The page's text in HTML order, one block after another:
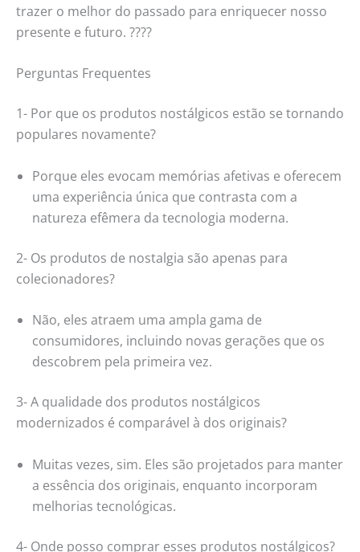
trazer o melhor do passado para enriquecer nosso
presente e futuro. ????
Perguntas Frequentes
1- Por que os produtos nostálgicos estão se tornando
populares novamente?
Porque eles evocam memórias afetivas e oferecem
uma experiência única que contrasta com a
natureza efêmera da tecnologia moderna.
2- Os produtos de nostalgia são apenas para
colecionadores?
Não, eles atraem uma ampla gama de
consumidores, incluindo novas gerações que os
descobrem pela primeira vez.
3- A qualidade dos produtos nostálgicos
modernizados é comparável à dos originais?
Muitas vezes, sim. Eles são projetados para manter
a essência dos originais, enquanto incorporam
melhorias tecnológicas.
4- Onde posso comprar esses produtos nostálgicos?